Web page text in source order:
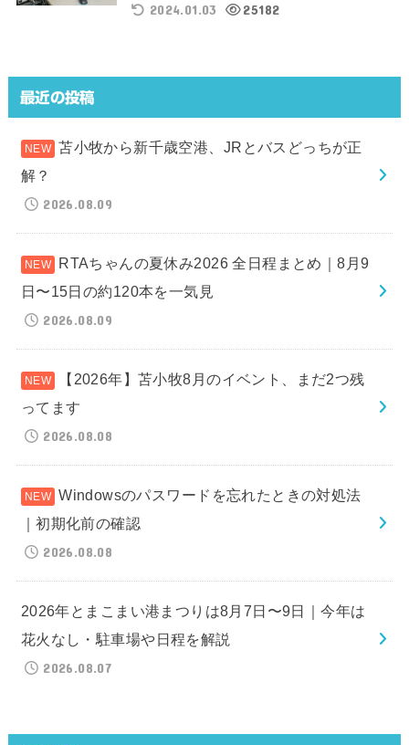
2024.01.03
25182
最近の投稿
苫小牧から新千歳空港、JRとバスどっちが正
解？
2026.08.09
RTAちゃんの夏休み2026 全日程まとめ｜8月9
日〜15日の約120本を一気見
2026.08.09
【2026年】苫小牧8月のイベント、まだ2つ残
ってます
2026.08.08
Windowsのパスワードを忘れたときの対処法
｜初期化前の確認
2026.08.08
2026年とまこまい港まつりは8月7日〜9日｜今年は
花火なし・駐車場や日程を解説
2026.08.07